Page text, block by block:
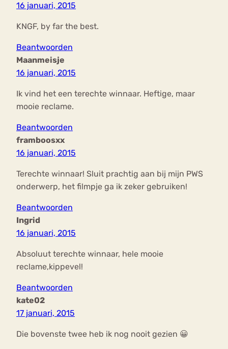
16 januari, 2015
KNGF, by far the best.
Beantwoorden
Maanmeisje
16 januari, 2015
Ik vind het een terechte winnaar. Heftige, maar
mooie reclame.
Beantwoorden
framboosxx
16 januari, 2015
Terechte winnaar! Sluit prachtig aan bij mijn PWS
onderwerp, het filmpje ga ik zeker gebruiken!
Beantwoorden
Ingrid
16 januari, 2015
Absoluut terechte winnaar, hele mooie
reclame,kippevel!
Beantwoorden
kate02
17 januari, 2015
Die bovenste twee heb ik nog nooit gezien 😀